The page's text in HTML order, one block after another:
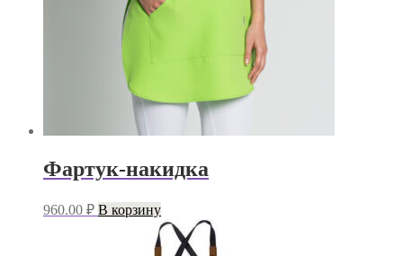
Фартук-накидка
960.00 ₽ В корзину